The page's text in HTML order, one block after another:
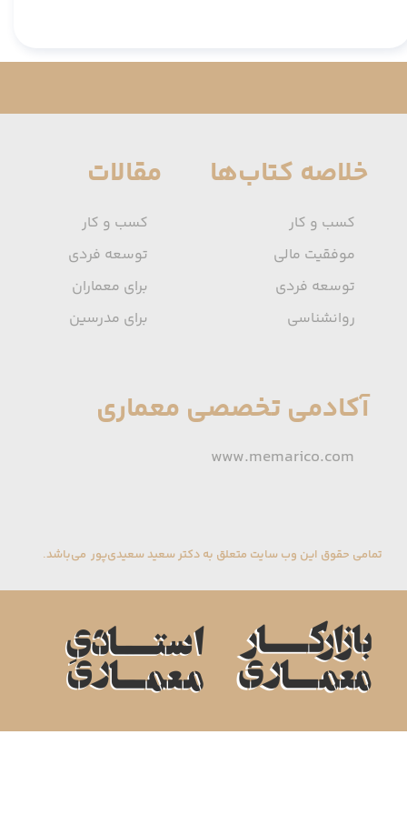
خلاصه کتاب‌ها
کسب و کار
موفقیت مالی
توسعه فردی
روانشناسی
مقالات
آکادمی تخصصی معماری
www.memarico.com
تمامی حقوق این وب سایت متعلق به دکتر سعید سعیدی‌پور می‌باشد.
کسب و کار
توسعه فردی
برای معماران
برای مدرسین